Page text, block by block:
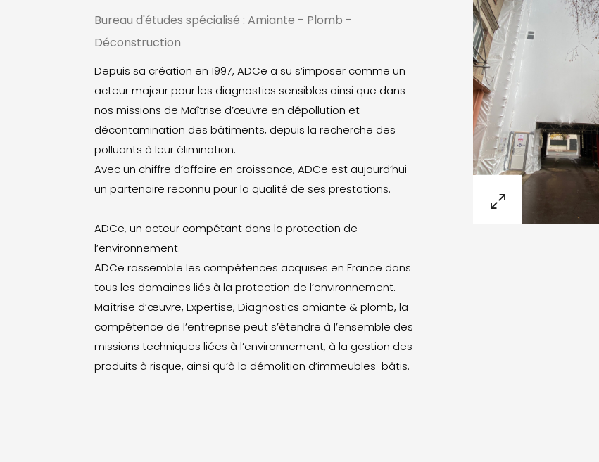
Bureau d'études spécialisé : Amiante - Plomb -
Déconstruction
Depuis sa création en 1997, ADCe a su s’imposer comme un
acteur majeur pour les diagnostics sensibles ainsi que dans
nos missions de Maîtrise d’œuvre en dépollution et
décontamination des bâtiments, depuis la recherche des
polluants à leur élimination.
Avec un chiffre d’affaire en croissance, ADCe est aujourd’hui
un partenaire reconnu pour la qualité de ses prestations.
ADCe, un acteur compétant dans la protection de
l’environnement.
ADCe rassemble les compétences acquises en France dans
tous les domaines liés à la protection de l’environnement.
Maîtrise d’œuvre, Expertise, Diagnostics amiante & plomb, la
compétence de l’entreprise peut s’étendre à l’ensemble des
missions techniques liées à l’environnement, à la gestion des
produits à risque, ainsi qu’à la démolition d’immeubles-bâtis.